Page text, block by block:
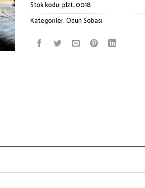
Stok kodu:plzt_0018
Kategoriler:Odun Sobası